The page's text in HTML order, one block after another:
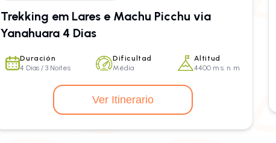
Trekking em Lares e Machu Picchu via
Yanahuara 4 Dias
Duración
4 Dias / 3 Noites
Dificultad
Média
Altitud
4400 m s. n. m.
Ver Itinerario